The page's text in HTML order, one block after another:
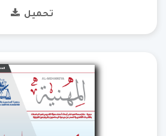
تحميل